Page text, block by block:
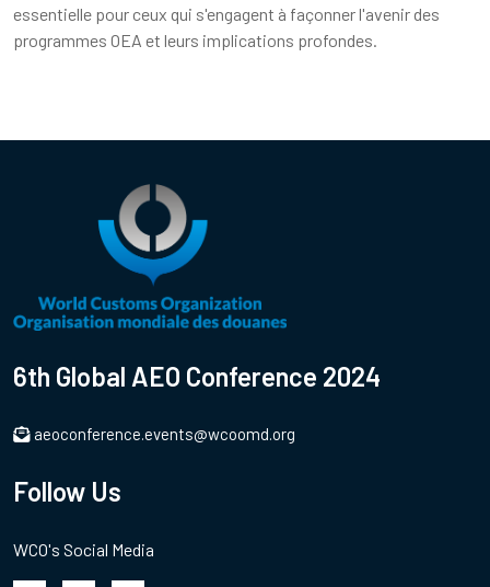
essentielle pour ceux qui s'engagent à façonner l'avenir des
programmes OEA et leurs implications profondes.
6th Global AEO Conference 2024
aeoconference.events@wcoomd.org
Follow Us
WCO's Social Media